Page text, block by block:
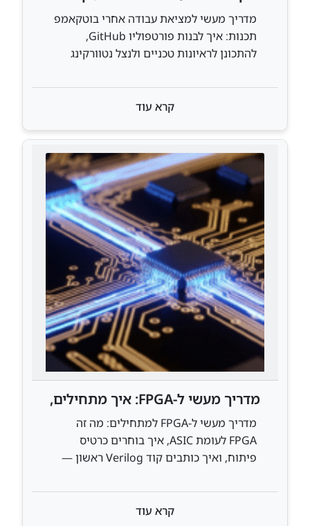
תכנות? מדריך מעשי
מדריך מעשי למציאת עבודה אחרי בוטקאמפ
תכנות: איך לבנות פורטפוליו GitHub,
להתכונן לראיונות טכניים ולנצל נטוורקינג
קרא עוד
מדריך מעשי ל-FPGA: איך מתחילים,
מה צריך לדעת, ולמה זה רלוונטי
ב-2025 מדריך מעשי ל-FPGA למתחילים: מה זה
FPGA לעומת ASIC, איך בוחרים כרטיס
פיתוח, ואיך כותבים קוד Verilog ראשון —
קרא עוד